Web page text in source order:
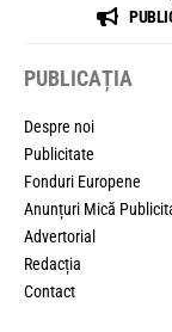
PUBLICAȚIA
Despre noi
Publicitate
Fonduri Europene
Anunțuri Mică
Advertorial
Redacția
Contact